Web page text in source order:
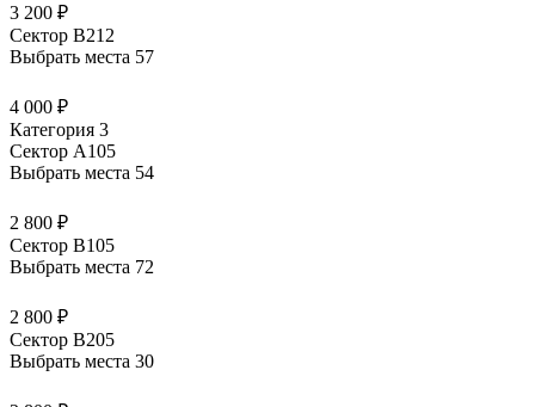
3 200 ₽
Сектор В212
Выбрать места 57
4 000 ₽
Категория 3
Сектор А105
Выбрать места 54
2 800 ₽
Сектор В105
Выбрать места 72
2 800 ₽
Сектор В205
Выбрать места 30